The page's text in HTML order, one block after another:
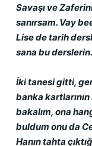
Savaşı ve
sanırsam. Vay
Lise de tarih
sana bu
İki tanesi gitti,
banka
bakalım, ona
buldum onu da
Hanın tahta